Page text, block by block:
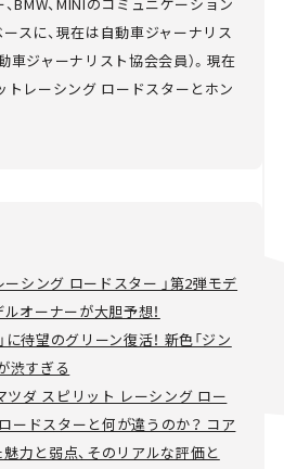
スに、現在は自動車ジャーナリス
車ジャーナリスト協会会員）。現在
トレーシング ロードスターとホン
ーシング ロードスター 」第2弾モデ
オーナーが大胆予想！
に待望のグリーン復活！ 新色「ジン
渋すぎる
ツダ スピリット レーシング ロー
ードスターと何が違うのか？ コア
力と弱点、そのリアルな評価と